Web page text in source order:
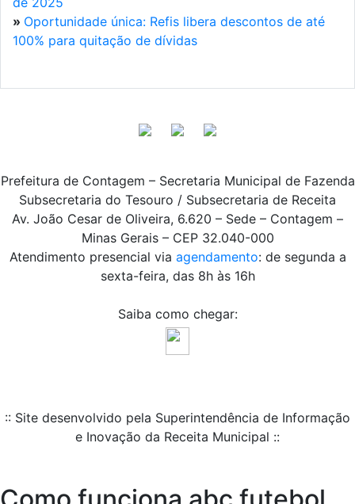
» Oportunidade única: Refis libera descontos de até
100% para quitação de dívidas
Prefeitura de Contagem – Secretaria Municipal de Fazenda
Subsecretaria do Tesouro / Subsecretaria de Receita
Av. João Cesar de Oliveira, 6.620 – Sede – Contagem –
Minas Gerais – CEP 32.040-000
Atendimento presencial via agendamento: de segunda a
sexta-feira, das 8h às 16h
Saiba como chegar:
:: Site desenvolvido pela Superintendência de Informação
e Inovação da Receita Municipal ::